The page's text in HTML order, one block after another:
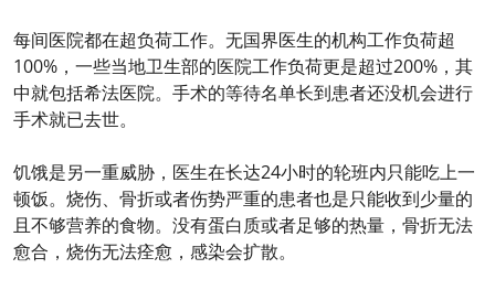
每间医院都在超负荷工作。无国界医生的机构工作负荷超
100%，一些当地卫生部的医院工作负荷更是超过200%，其
中就包括希法医院。手术的等待名单长到患者还没机会进行
手术就已去世。
饥饿是另一重威胁，医生在长达24小时的轮班内只能吃上一
顿饭。烧伤、骨折或者伤势严重的患者也是只能收到少量的
且不够营养的食物。没有蛋白质或者足够的热量，骨折无法
愈合，烧伤无法痊愈，感染会扩散。